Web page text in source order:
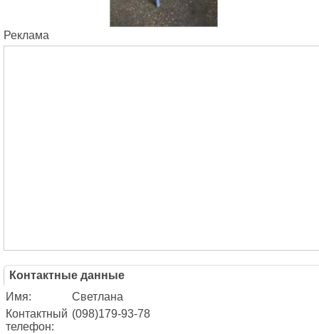
Реклама
Контактные данные
Имя:
Светлана
Контактный
телефон:
(098)179-93-78